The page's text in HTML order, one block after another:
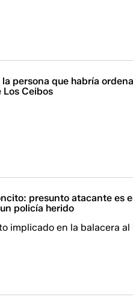
persona que habría
Ceibos
presunto atacante es
policía herido
implicado en la balacera al